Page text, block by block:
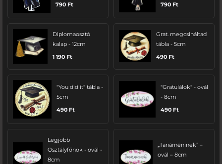
790 Ft
790 Ft
Diplomaosztó
kalap - 12cm
1 190 Ft
Grat. megcsináltad
tábla - 5cm
490 Ft
"You did it" tábla -
5cm
490 Ft
"Gratulálok" - ovál
- 8cm
490 Ft
Legjobb
Osztályfőnök - ovál -
8cm
„Tanárnéninek” –
ovál – 8cm